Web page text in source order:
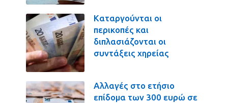
Καταργούνται οι
περικοπές και
διπλασιάζονται οι
συντάξεις χηρείας
Αλλαγές στο ετήσιο
επίδομα των 300 ευρώ σε